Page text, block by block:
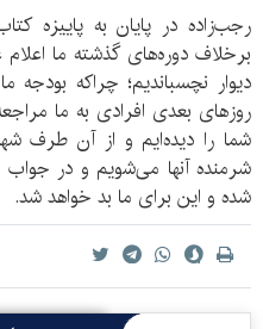
رجب‌زاده در پایان به پاییزه
برخلاف دوره‌های گذشته ما
دیوار نچسباندیم؛ چراکه
روزهای بعدی افرادی به ما
شما را دیده‌ایم و از آن طرف
شرمنده آنها می‌شویم و در جواب
شده و این برای ما بد خواهد شد.